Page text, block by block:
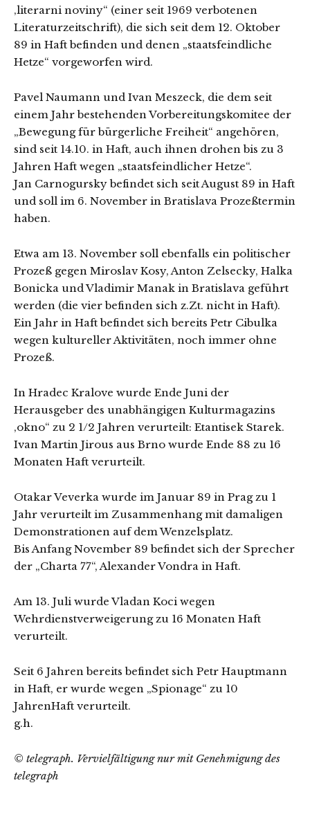
‚literarni noviny“ (einer seit 1969 verbotenen
Literaturzeitschrift), die sich seit dem 12. Oktober
89 in Haft befinden und denen „staatsfeindliche
Hetze“ vorgeworfen wird.
Pavel Naumann und Ivan Meszeck, die dem seit
einem Jahr bestehenden Vorbereitungskomitee der
„Bewegung für bürgerliche Freiheit“ angehören,
sind seit 14.10. in Haft, auch ihnen drohen bis zu 3
Jahren Haft wegen „staatsfeindlicher Hetze“.
Jan Carnogursky befindet sich seit August 89 in Haft
und soll im 6. November in Bratislava Prozeßtermin
haben.
Etwa am 13. November soll ebenfalls ein politischer
Prozeß gegen Miroslav Kosy, Anton Zelsecky, Halka
Bonicka und Vladimir Manak in Bratislava geführt
werden (die vier befinden sich z.Zt. nicht in Haft).
Ein Jahr in Haft befindet sich bereits Petr Cibulka
wegen kultureller Aktivitäten, noch immer ohne
Prozeß.
In Hradec Kralove wurde Ende Juni der
Herausgeber des unabhängigen Kulturmagazins
‚okno“ zu 2 1/2 Jahren verurteilt: Etantisek Starek.
Ivan Martin Jirous aus Brno wurde Ende 88 zu 16
Monaten Haft verurteilt.
Otakar Veverka wurde im Januar 89 in Prag zu 1
Jahr verurteilt im Zusammenhang mit damaligen
Demonstrationen auf dem Wenzelsplatz.
Bis Anfang November 89 befindet sich der Sprecher
der „Charta 77“, Alexander Vondra in Haft.
Am 13. Juli wurde Vladan Koci wegen
Wehrdienstverweigerung zu 16 Monaten Haft
verurteilt.
Seit 6 Jahren bereits befindet sich Petr Hauptmann
in Haft, er wurde wegen „Spionage“ zu 10
JahrenHaft verurteilt.
g.h.
© telegraph. Vervielfältigung nur mit Genehmigung des
telegraph